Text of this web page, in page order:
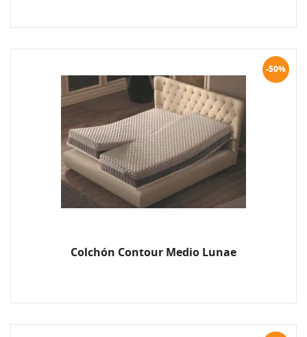
-50%
Colchón Contour Medio Lunae